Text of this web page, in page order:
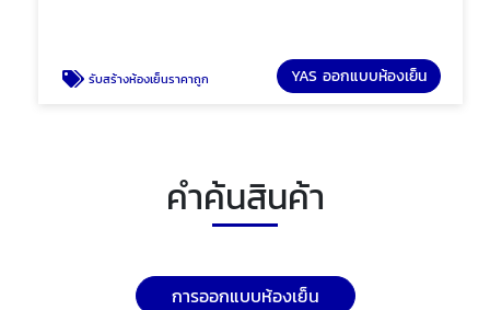
รับสร้างห้องเย็นราคาถูก YAS ออกแบบห้องเย็น
คำค้นสินค้า
การออกแบบห้องเย็น